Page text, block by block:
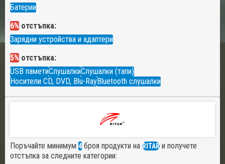
Батерии
6% отстъпка:
Зарядни устройства и адаптери
5% отстъпка:
USB паметиСлушалкиСлушалки (тапи)
Носители CD, DVD, Blu-RayBluetooth слушалки
Поръчайте минимум 4 броя продукти на RITAR и получете
отстъпка за следните категории: